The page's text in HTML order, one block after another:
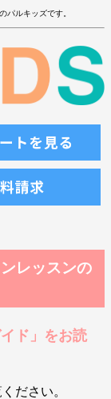
パルキッズです。
レッスンの
ド」をお読
ださい。